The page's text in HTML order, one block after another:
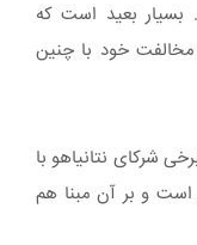
بسیار بعید است که
خود با چنین
شرکای نتانیاهو با
است و بر آن مبنا هم